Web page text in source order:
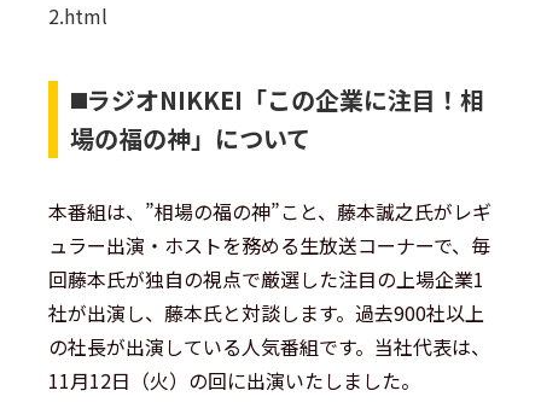
2.html
◼️ラジオNIKKEI「この企業に注目！相
場の福の神」について
本番組は、”相場の福の神”こと、藤本誠之氏がレギ
ュラー出演・ホストを務める生放送コーナーで、毎
回藤本氏が独自の視点で厳選した注目の上場企業1
社が出演し、藤本氏と対談します。過去900社以上
の社長が出演している人気番組です。当社代表は、
11月12日（火）の回に出演いたしました。